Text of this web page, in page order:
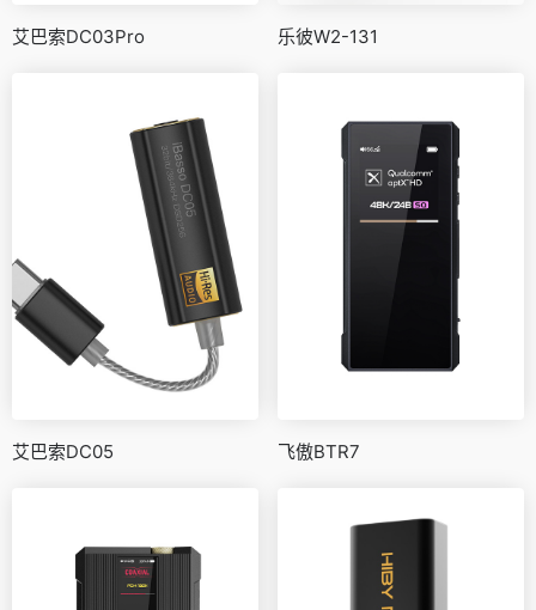
艾巴索DC03Pro 乐彼W2-131
艾巴索DC05 飞傲BTR7